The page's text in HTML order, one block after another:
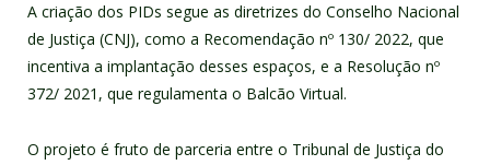
A criação dos PIDs segue as diretrizes do Conselho Nacional
de Justiça (CNJ), como a Recomendação nº 130/ 2022, que
incentiva a implantação desses espaços, e a Resolução nº
372/ 2021, que regulamenta o Balcão Virtual.
O projeto é fruto de parceria entre o Tribunal de Justiça do